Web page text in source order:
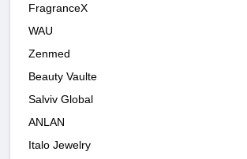
FragranceX
WAU
Zenmed
Beauty Vaulte
Salviv Global
ANLAN
Italo Jewelry